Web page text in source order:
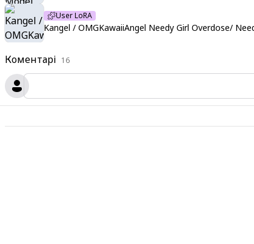
Коментарі 16
User LoRA
Kangel / OMGKawaiiAngel Needy Girl Overdose/